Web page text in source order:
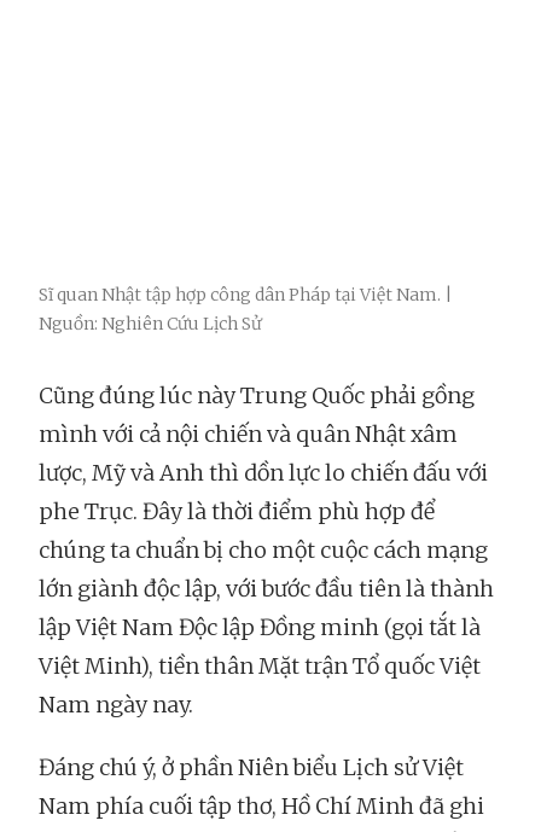
Sĩ quan Nhật tập hợp công dân Pháp tại Việt Nam. |
Nguồn: Nghiên Cứu Lịch Sử
Cũng đúng lúc này Trung Quốc phải gồng
mình với cả nội chiến và quân Nhật xâm
lược, Mỹ và Anh thì dồn lực lo chiến đấu với
phe Trục. Đây là thời điểm phù hợp để
chúng ta chuẩn bị cho một cuộc cách mạng
lớn giành độc lập, với bước đầu tiên là thành
lập Việt Nam Độc lập Đồng minh (gọi tắt là
Việt Minh), tiền thân Mặt trận Tổ quốc Việt
Nam ngày nay.
Đáng chú ý, ở phần Niên biểu Lịch sử Việt
Nam phía cuối tập thơ, Hồ Chí Minh đã ghi